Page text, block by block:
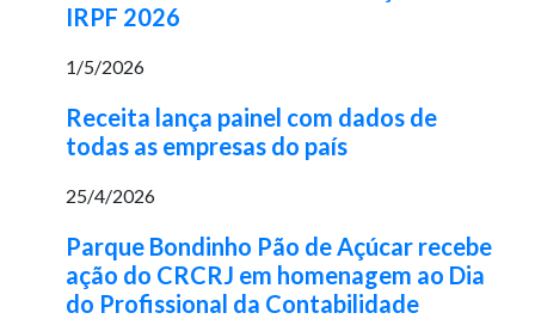
IRPF 2026
1/5/2026
Receita lança painel com dados de
todas as empresas do país
25/4/2026
Parque Bondinho Pão de Açúcar recebe
ação do CRCRJ em homenagem ao Dia
do Profissional da Contabilidade